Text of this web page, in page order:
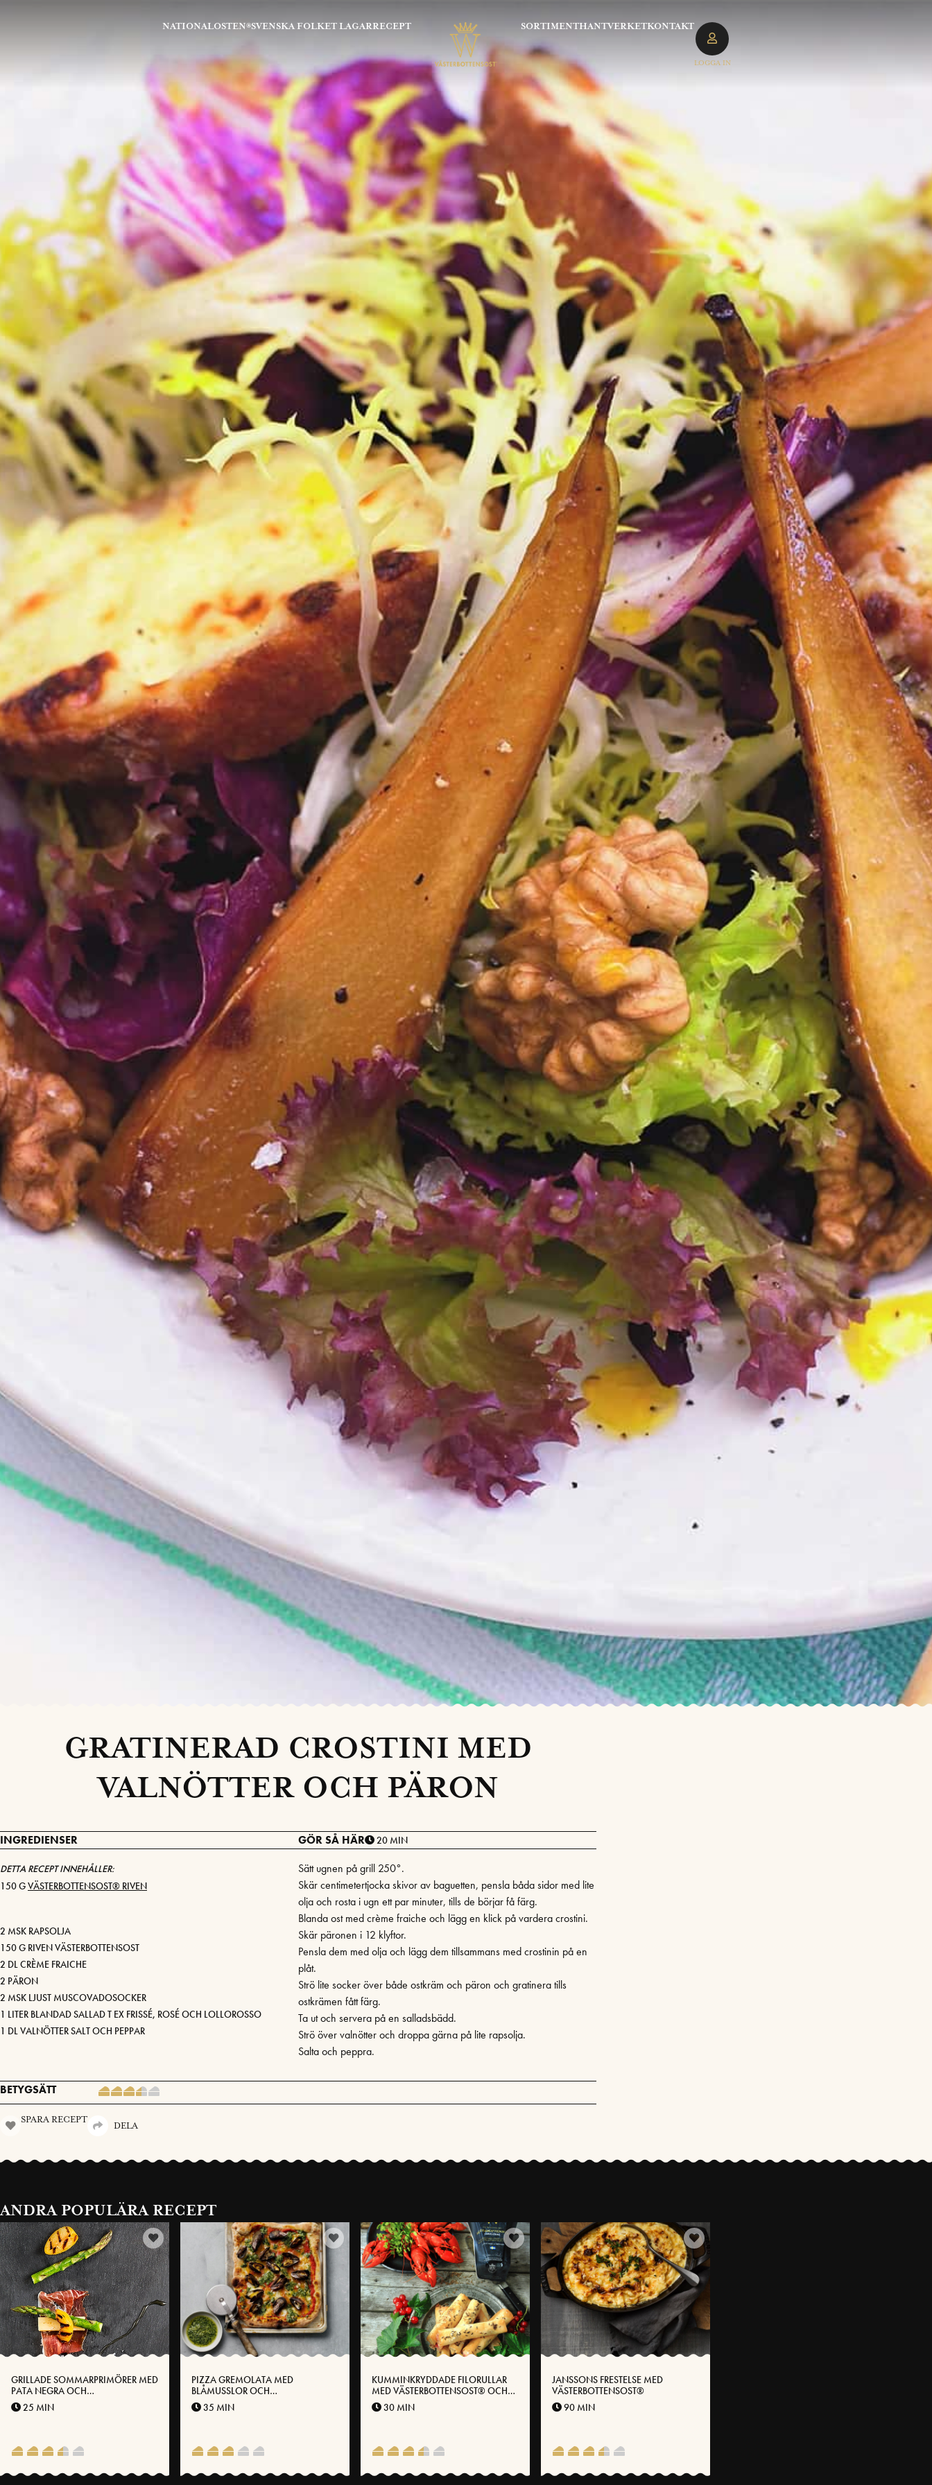
RECEPT
SVENSKA FOLKET LAGAR
NATIONALOSTEN® SORTIMENTHANTVERKETKONTAKT
LOGGA IN
GRATINERAD CROSTINI MED
VALNÖTTER OCH PÄRON
INGREDIENSER
DETTA RECEPT INNEHÅLLER:
150 GVÄSTERBOTTENSOST® RIVEN
2 MSK RAPSOLJA
150 G RIVEN VÄSTERBOTTENSOST
2 DL CRÈME FRAICHE
2 PÄRON
2 MSK LJUST MUSCOVADOSOCKER
1 LITER BLANDAD SALLAD T EX FRISSÉ, ROSÉ OCH LOLLOROSSO
1 DL VALNÖTTER SALT OCH PEPPAR
GÖR SÅ HÄR 20 MIN
Sätt ugnen på grill 250°.
Skär centimetertjocka skivor av baguetten, pensla båda sidor med lite
olja och rosta i ugn ett par minuter, tills de börjar få färg.
Blanda ost med crème fraiche och lägg en klick på vardera crostini.
Skär päronen i 12 klyftor.
Pensla dem med olja och lägg dem tillsammans med crostinin på en
plåt.
Strö lite socker över både ostkräm och päron och gratinera tills
ostkrämen fått färg.
Ta ut och servera på en salladsbädd.
Strö över valnötter och droppa gärna på lite rapsolja.
Salta och peppra.
BETYGSÄTT
SPARA RECEPT
DELA
ANDRA POPULÄRA RECEPT
GRILLADE SOMMARPRIMÖRER MED
PATA NEGRA OCH
VÄSTERBOTTENSOST®
25 MIN
PIZZA GREMOLATA MED
BLÅMUSSLOR OCH
VÄSTERBOTTENSOST®
35 MIN
KUMMINKRYDDADE FILORULLAR
MED VÄSTERBOTTENSOST® OCH
VINBÄR
30 MIN
JANSSONS FRESTELSE MED
VÄSTERBOTTENSOST®
90 MIN